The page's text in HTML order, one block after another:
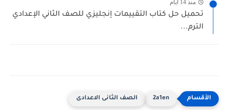
منذ 14 أيام
تحميل حل كتاب التقييمات إنجليزي للصف الثاني الإعدادي
الترم...
2a1en الصف الثانى الاعدادى